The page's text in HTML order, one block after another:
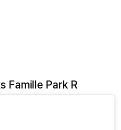
Famille Park R